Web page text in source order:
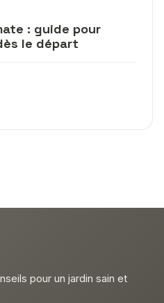
: guide pour
le départ
pour un jardin sain et